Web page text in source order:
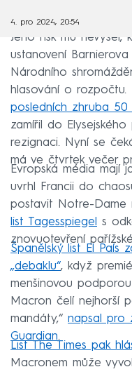
4. pro 2024, 20:54
Jeho risk mu
ustanovení
Národního
hlasování o rozpočtu.
posledních zhruba 50
zamířil do
rezignaci. Nyní se
má ve čtvrtek večer
Evropská média mají
uvrhl Francii do
postavit Notre-Dame
list Tagesspiegel s
znovuotevření
Španělský list El País
„debaklu“, když
menšinovou
Macron čelí nejhorší
mandáty,“ napsal pro
Guardian.
List The Times pak
Macronem může